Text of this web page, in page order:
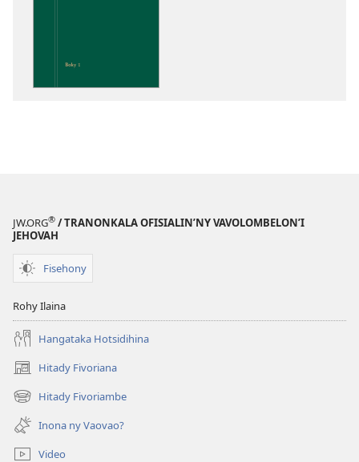
JW.ORG® / TRANONKALA OFISIALIN’NY VAVOLOMBELON’I
JEHOVAH
Fisehony
Rohy Ilaina
Hangataka Hotsidihina
Hitady Fivoriana
(manokatra
rohy) Hitady Fivoriambe
(manokatra
rohy) Inona ny Vaovao?
Video